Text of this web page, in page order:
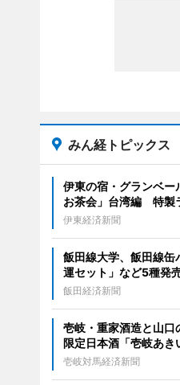
みん経トピックス
伊東の宿・グランベー
お茶会」台湾編 特製
伊東経済新聞
飯田線大学、飯田線缶
運セット」など5種発
飯田経済新聞
壱岐・重家酒造と山
限定日本酒「壱岐あき
壱岐対馬経済新聞